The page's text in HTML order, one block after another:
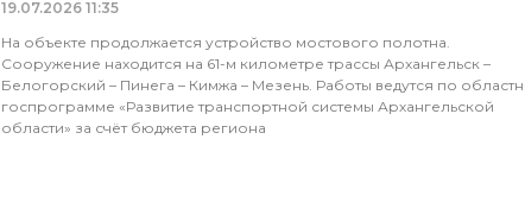
19.07.2026 11:35
На объекте продолжается устройство мостового полотна.
Сооружение находится на 61-м километре трассы Архангельск –
Белогорский – Пинега – Кимжа – Мезень. Работы ведутся по
госпрограмме «Развитие транспортной системы Архангельской
области» за счёт бюджета региона